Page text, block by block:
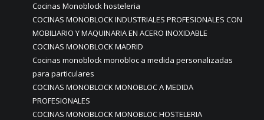
Cocinas Monoblock hosteleria
COCINAS MONOBLOCK INDUSTRIALES PROFESIONALES CON
MOBILIARIO Y MAQUINARIA EN ACERO INOXIDABLE
COCINAS MONOBLOCK MADRID
Cocinas monoblock monobloc a medida personalizadas
para particulares
COCINAS MONOBLOCK MONOBLOC A MEDIDA
PROFESIONALES
COCINAS MONOBLOCK MONOBLOC HOSTELERIA